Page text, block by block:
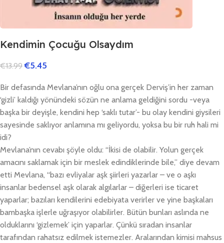
Kendimin Çocuğu Olsaydım
€13.99 €5.45
Bir defasında Mevlana’nın oğlu ona gerçek Derviş’in her zaman
‘gizli’ kaldığı yönündeki sözün ne anlama geldiğini sordu -veya
başka bir deyişle, kendini hep ‘saklı tutar’- bu olay kendini giysileri
sayesinde saklıyor anlamına mı geliyordu, yoksa bu bir ruh hali mi
idi?
Mevlana’nın cevabı şöyle oldu: “İkisi de olabilir. Yolun gerçek
amacını saklamak için bir meslek edindiklerinde bile,” diye devam
etti Mevlana, “bazı evliyalar aşk şiirleri yazarlar – ve o aşkı
insanlar bedensel aşk olarak algılarlar – diğerleri ise ticaret
yaparlar; bazıları kendilerini edebiyata verirler ve yine başkaları
bambaşka işlerle uğraşıyor olabilirler. Bütün bunları aslında ne
olduklarını ‘gizlemek’ için yaparlar. Çünkü sıradan insanlar
tarafından rahatsız edilmek istemezler. Aralarından kimisi mahsus